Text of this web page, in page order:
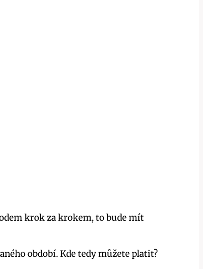
krok za krokem, to bude mít
období. Kde tedy můžete platit?